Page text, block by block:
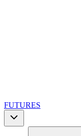
FUTURES